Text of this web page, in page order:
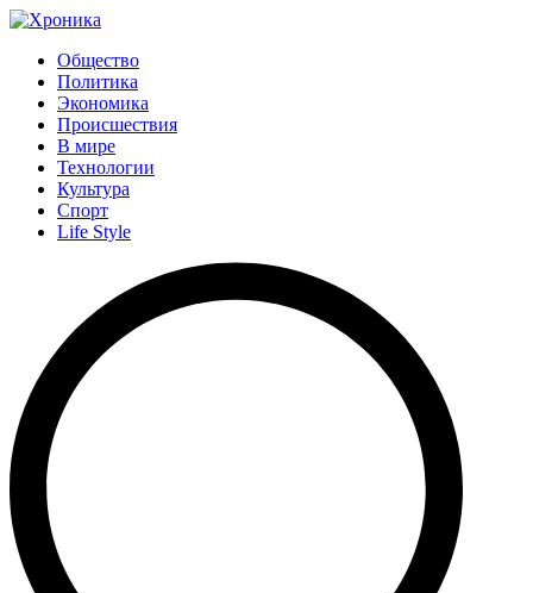
Общество
Политика
Экономика
Происшествия
В мире
Технологии
Культура
Спорт
Life Style